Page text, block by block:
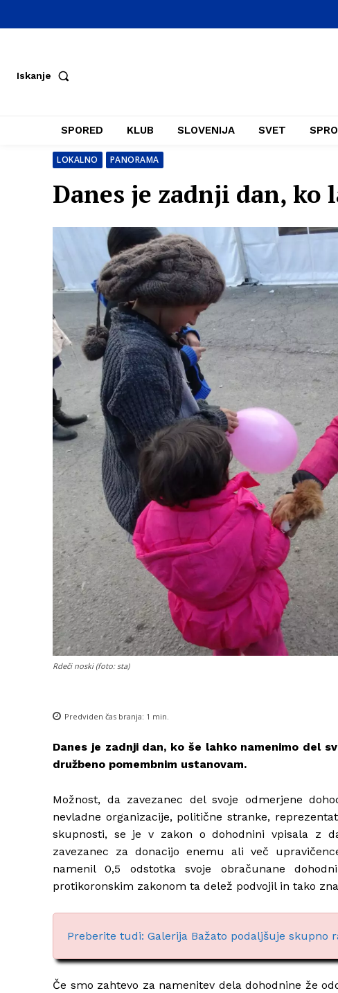
Iskanje
SPORED KLUB SLOVENIJA SVET
LOKALNO PANORAMA
Danes je zadnji dan, ko
Rdeči noski (foto: sta)
Predviden čas branja: 1 min.
Danes je zadnji dan, ko še lahko namenimo del
družbeno pomembnim ustanovam.
Možnost, da zavezanec del svoje odmerjene
nevladne organizacije, politične stranke,
skupnosti, se je v zakon o dohodnini vpisala z
zavezanec za donacijo enemu ali več
namenil 0,5 odstotka svoje obračunane
protikoronskim zakonom ta delež podvojil in tako
Preberite tudi: Galerija Bažato podaljšuje skupno
Če smo zahtevo za namenitev dela dohodnine že